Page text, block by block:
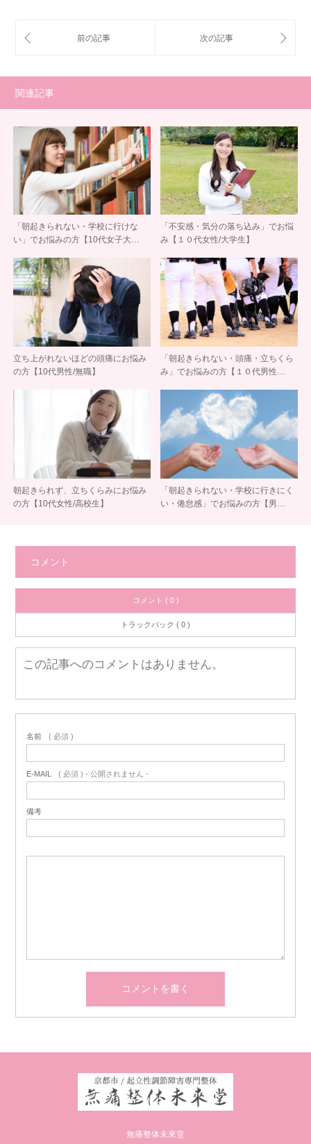
関連記事
「朝起きられない・学校に行けな
い」でお悩みの方【10代女子大…
「不安感・気分の落ち込み」でお悩
み【１０代女性/大学生】
立ち上がれないほどの頭痛にお悩み
の方【10代男性/無職】
「朝起きられない・頭痛・立ちくら
み」でお悩みの方【１０代男性…
朝起きられず、立ちくらみにお悩み
の方【10代女性/高校生】
「朝起きられない・学校に行きにく
い・倦怠感」でお悩みの方【男…
コメント
コメント ( 0 )
トラックバック ( 0 )
この記事へのコメントはありません。
名前 ( 必須 )
E-MAIL ( 必須 ) - 公開されません -
備考
無痛整体未來堂